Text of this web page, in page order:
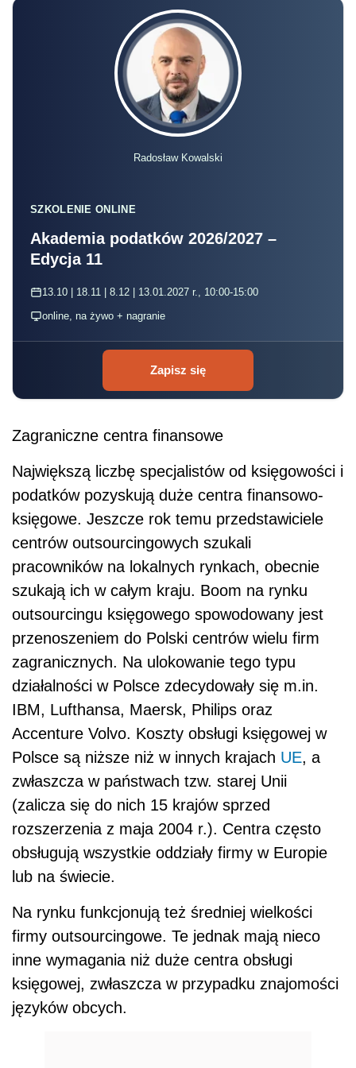
Radosław Kowalski
SZKOLENIE ONLINE
Akademia podatków 2026/2027 –
Edycja 11
13.10 | 18.11 | 8.12 | 13.01.2027 r., 10:00-15:00
online, na żywo + nagranie
Zapisz się
Zagraniczne centra finansowe
Największą liczbę specjalistów od księgowości i
podatków pozyskują duże centra finansowo-
księgowe. Jeszcze rok temu przedstawiciele
centrów outsourcingowych szukali
pracowników na lokalnych rynkach, obecnie
szukają ich w całym kraju. Boom na rynku
outsourcingu księgowego spowodowany jest
przenoszeniem do Polski centrów wielu firm
zagranicznych. Na ulokowanie tego typu
działalności w Polsce zdecydowały się m.in.
IBM, Lufthansa, Maersk, Philips oraz
Accenture Volvo. Koszty obsługi księgowej w
Polsce są niższe niż w innych krajach UE, a
zwłaszcza w państwach tzw. starej Unii
(zalicza się do nich 15 krajów sprzed
rozszerzenia z maja 2004 r.). Centra często
obsługują wszystkie oddziały firmy w Europie
lub na świecie.
Na rynku funkcjonują też średniej wielkości
firmy outsourcingowe. Te jednak mają nieco
inne wymagania niż duże centra obsługi
księgowej, zwłaszcza w przypadku znajomości
języków obcych.